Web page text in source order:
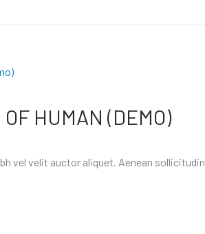
HUMAN (DEMO)
vel velit auctor aliquet. Aenean